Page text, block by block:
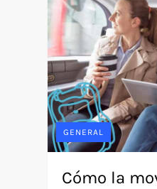
GENERAL
Cómo la